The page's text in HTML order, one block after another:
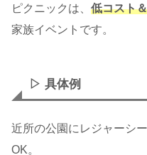
ピクニックは、 低コスト
家族イベントです。
▷ 具体例
近所の公園にレジャーシ
OK。